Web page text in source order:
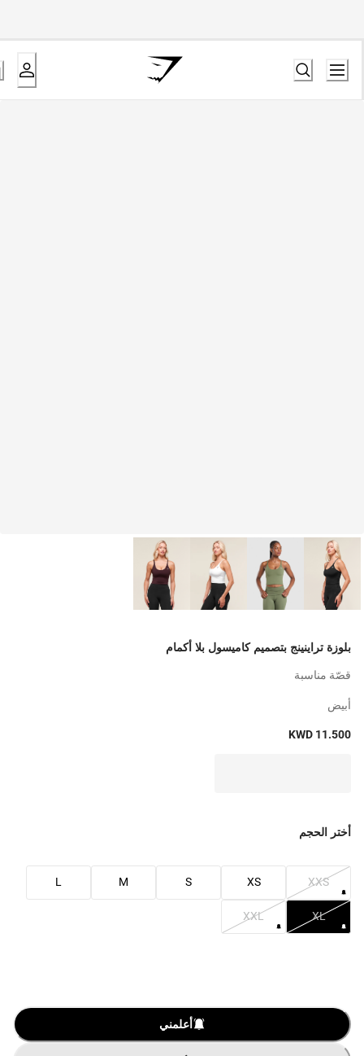
بلوزة تراينينج بتصميم كاميسول بلا أكمام
قصّة مناسبة
أبيض
KWD 11.500
أختر الحجم
XXS
XS
S
M
L
XL
XXL
أعلمني